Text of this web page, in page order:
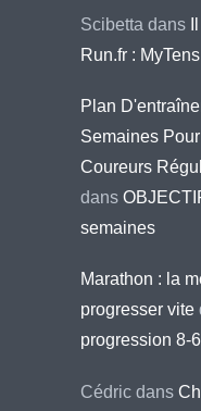
Scibetta dans
Run.fr :
Plan
Semaines
Coureurs
dans
semaines
Marathon : la
progresser vite
progression 8-
Cédric dans